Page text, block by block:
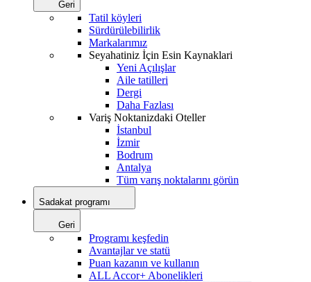
Geri
Tatil köyleri
Sürdürülebilirlik
Markalarımız
Seyahatiniz İçin Esin Kaynaklari
Yeni Açılışlar
Aile tatilleri
Dergi
Daha Fazlası
Variş Noktanizdaki Oteller
İstanbul
İzmir
Bodrum
Antalya
Tüm varış noktalarını görün
Sadakat programı
Geri
Programı keşfedin
Avantajlar ve statü
Puan kazanın ve kullanın
ALL Accor+ Abonelikleri